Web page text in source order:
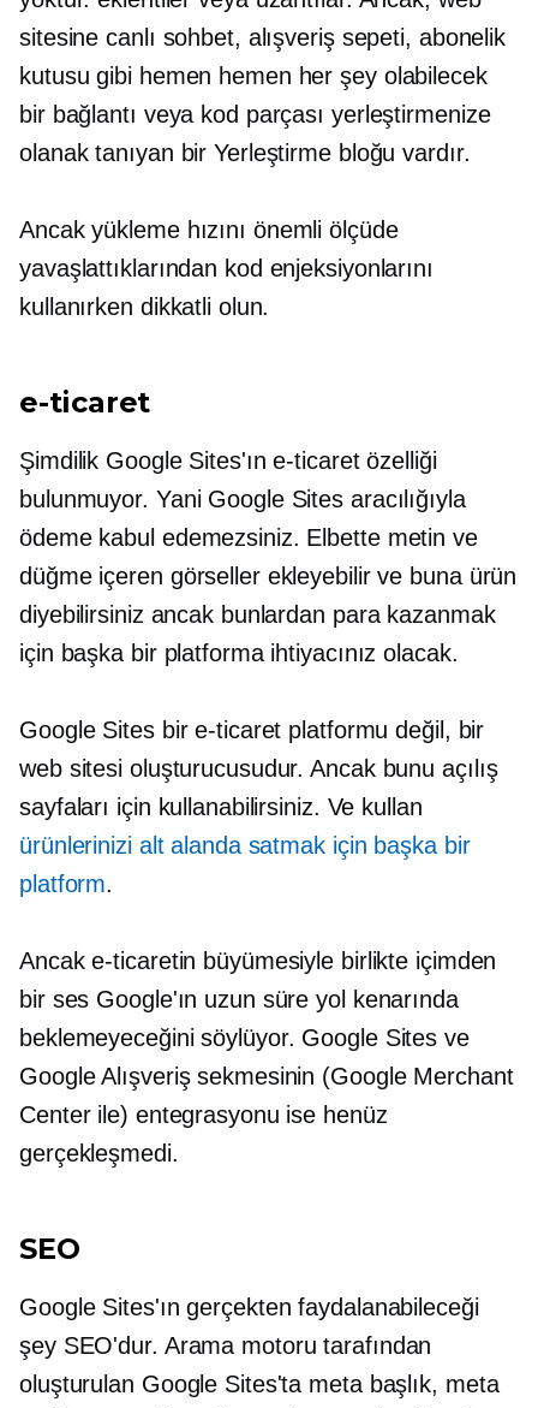
sitesine canlı sohbet, alışveriş sepeti, abonelik
kutusu gibi hemen hemen her şey olabilecek
bir bağlantı veya kod parçası yerleştirmenize
olanak tanıyan bir Yerleştirme bloğu vardır.
Ancak yükleme hızını önemli ölçüde
yavaşlattıklarından kod enjeksiyonlarını
kullanırken dikkatli olun.
e-ticaret
Şimdilik Google Sites'ın e-ticaret özelliği
bulunmuyor. Yani Google Sites aracılığıyla
ödeme kabul edemezsiniz. Elbette metin ve
düğme içeren görseller ekleyebilir ve buna ürün
diyebilirsiniz ancak bunlardan para kazanmak
için başka bir platforma ihtiyacınız olacak.
Google Sites bir e-ticaret platformu değil, bir
web sitesi oluşturucusudur. Ancak bunu açılış
sayfaları için kullanabilirsiniz. Ve kullan
ürünlerinizi alt alanda satmak için başka bir
platform.
Ancak e-ticaretin büyümesiyle birlikte içimden
bir ses Google'ın uzun süre yol kenarında
beklemeyeceğini söylüyor. Google Sites ve
Google Alışveriş sekmesinin (Google Merchant
Center ile) entegrasyonu ise henüz
gerçekleşmedi.
SEO
Google Sites'ın gerçekten faydalanabileceği
şey SEO'dur. Arama motoru tarafından
oluşturulan Google Sites'ta meta başlık, meta